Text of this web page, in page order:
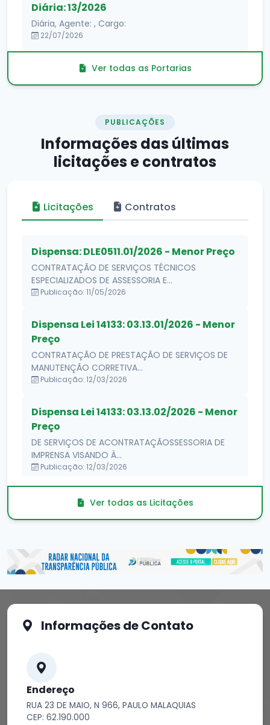
Diária: 13/2026
Diária, Agente: , Cargo:
22/07/2026
Ver todas as Portarias
PUBLICAÇÕES
Informações dasúltimas
licitações e contratos
Licitações Contratos
Dispensa: DLE0511.01/2026 - Menor Preço
CONTRATAÇÃO DE SERVIÇOS TÉCNICOS
ESPECIALIZADOS DE ASSESSORIA E...
Publicação: 11/05/2026
Dispensa Lei 14133: 03.13.01/2026 - Menor
Preço
CONTRATAÇÃO DE PRESTAÇÃO DE SERVIÇOS DE
MANUTENÇÃO CORRETIVA...
Publicação: 12/03/2026
Dispensa Lei 14133: 03.13.02/2026 - Menor
Preço
DE SERVIÇOS DE ACONTRATAÇÃOSSESSORIA DE
IMPRENSA VISANDO À...
Publicação: 12/03/2026
Ver todas as Licitações
Informações de Contato
Endereço
RUA 23 DE MAIO, N 966, PAULO MALAQUIAS
CEP: 62.190.000